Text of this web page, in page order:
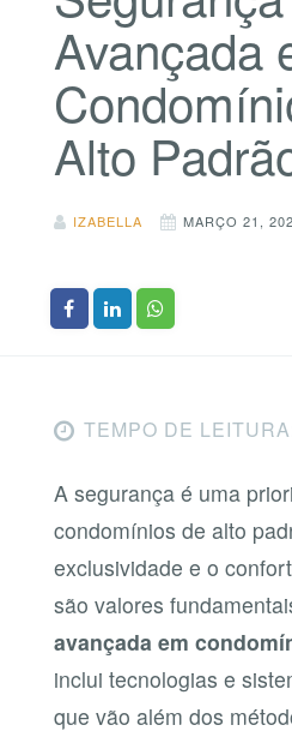
Avançada
Alto
IZABELLA MARÇO 21,
TEMPO DE
A segurança é uma
condomínios de alto
exclusividade e o
são valores
avançada em
inclui tecnologias e
que vão além dos